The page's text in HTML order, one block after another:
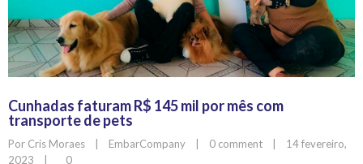
Cunhadas faturam R$ 145 mil por mês com
transporte de pets
Por Cris Moraes EmbarCompany 0 comment
14 fevereiro,
2023
0